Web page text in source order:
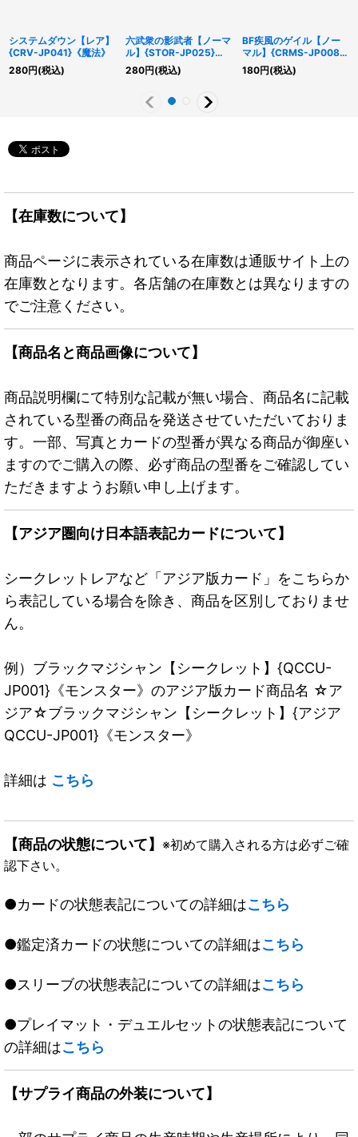
システムダウン【レア】
{CRV-JP041}《魔法》
280円(税込)
六武衆の影武者【ノーマ
ル】{STOR-JP025}
《モンスター》
280円(税込)
BF疾風のゲイル【ノー
マル】{CRMS-JP008}
《モンスター》
180円(税込)
【在庫数について】
商品ページに表示されている在庫数は通販サイト上の
在庫数となります。各店舗の在庫数とは異なりますの
でご注意ください。
【商品名と商品画像について】
商品説明欄にて特別な記載が無い場合、商品名に記載
されている型番の商品を発送させていただいておりま
す。一部、写真とカードの型番が異なる商品が御座い
ますのでご購入の際、必ず商品の型番をご確認してい
ただきますようお願い申し上げます。
【アジア圏向け日本語表記カードについて】
シークレットレアなど「アジア版カード」をこちらか
ら表記している場合を除き、商品を区別しておりませ
ん。
例）ブラックマジシャン【シークレット】{QCCU-
JP001}《モンスター》のアジア版カード商品名 ☆ア
ジア☆ブラックマジシャン【シークレット】{アジア
QCCU-JP001}《モンスター》
詳細は こちら
【商品の状態について】 ※初めて購入される方は必ずご確
認下さい。
●カードの状態表記についての詳細はこちら
●鑑定済カードの状態についての詳細はこちら
●スリーブの状態表記についての詳細はこちら
●プレイマット・デュエルセットの状態表記について
の詳細はこちら
【サプライ商品の外装について】